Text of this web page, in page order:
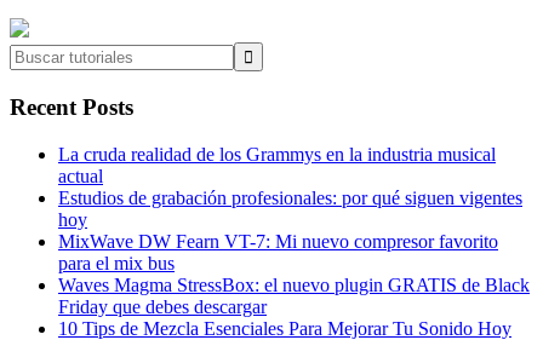
Buscar
tutoriales
Recent Posts
La cruda realidad de los Grammys en la industria musical
actual
Estudios de grabación profesionales: por qué siguen vigentes
hoy
MixWave DW Fearn VT-7: Mi nuevo compresor favorito
para el mix bus
Waves Magma StressBox: el nuevo plugin GRATIS de Black
Friday que debes descargar
10 Tips de Mezcla Esenciales Para Mejorar Tu Sonido Hoy